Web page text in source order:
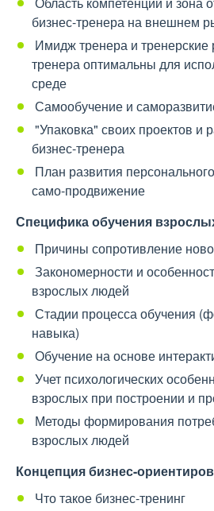
бизнес-тренера на внешнем
Имидж тренера и тренерские
тренера оптимальны для
среде
Самообучение и
"Упаковка" своих проектов и
бизнес-тренера
План развития
само-продвижение
Специфика обучения
Причины сопротивление
Закономерности и
взрослых людей
Стадии процесса обучения
навыка)
Обучение на основе
Учет психологических
взрослых при построении и
Методы формирования
взрослых людей
Концепция бизнес-
Что такое бизнес-тренинг